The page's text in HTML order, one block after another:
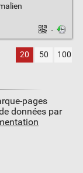
·
20 50 100
pages
données par